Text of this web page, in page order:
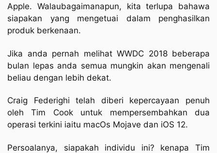
Apple. Walaubagaimanapun, kita terlupa bahawa
siapakan yang mengetuai dalam penghasilkan
produk berkenaan.
Jika anda pernah melihat WWDC 2018 beberapa
bulan lepas anda semua mungkin akan mengenali
beliau dengan lebih dekat.
Craig Federighi telah diberi kepercayaan penuh
oleh Tim Cook untuk mempersembahkan dua
operasi terkini iaitu macOs Mojave dan iOS 12.
Persoalanya, siapakah individu ini? kenapa Tim